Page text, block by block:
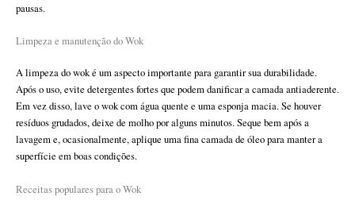
pausas.
Limpeza e manutenção do Wok
A limpeza do wok é um aspecto importante para garantir sua durabilidade.
Após o uso, evite detergentes fortes que podem danificar a camada antiaderente.
Em vez disso, lave o wok com água quente e uma esponja macia. Se houver
resíduos grudados, deixe de molho por alguns minutos. Seque bem após a
lavagem e, ocasionalmente, aplique uma fina camada de óleo para manter a
superfície em boas condições.
Receitas populares para o Wok